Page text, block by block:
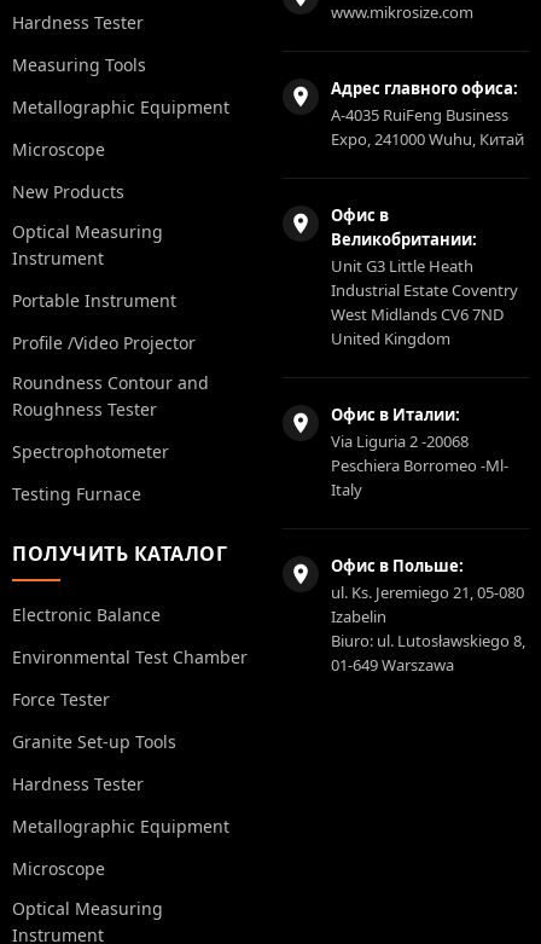
Hardness Tester
Measuring Tools
Metallographic Equipment
Microscope
New Products
Optical Measuring
Instrument
Portable Instrument
Profile /Video Projector
Roundness Contour and
Roughness Tester
Spectrophotometer
Testing Furnace
ПОЛУЧИТЬ КАТАЛОГ
Electronic Balance
Environmental Test Chamber
Force Tester
Granite Set-up Tools
Hardness Tester
Metallographic Equipment
Microscope
Optical Measuring
Instrument
www.mikrosize.com
Адрес главного офиса:
A-4035 RuiFeng Business
Expo, 241000 Wuhu, Китай
Офис в
Великобритании:
Unit G3 Little Heath
Industrial Estate Coventry
West Midlands CV6 7ND
United Kingdom
Офис в Италии:
Via Liguria 2 -20068
Peschiera Borromeo -Ml-
Italy
Офис в Польше:
ul. Ks. Jeremiego 21, 05-080
Izabelin
Biuro: ul. Lutosławskiego 8,
01-649 Warszawa